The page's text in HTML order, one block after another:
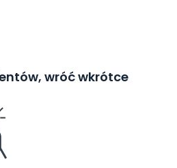
wróć wkrótce